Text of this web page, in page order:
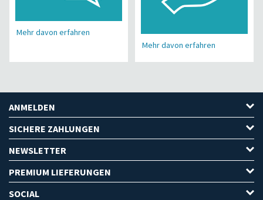
Mehr davon erfahren
Mehr davon erfahren
ANMELDEN
SICHERE ZAHLUNGEN
NEWSLETTER
PREMIUM LIEFERUNGEN
SOCIAL